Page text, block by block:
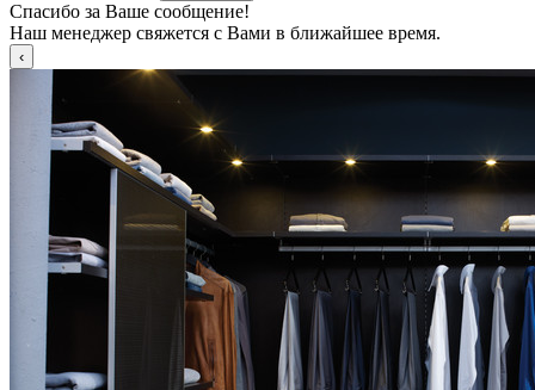
Спасибо за Ваше сообщение!
Наш менеджер свяжется с Вами в ближайшее время.